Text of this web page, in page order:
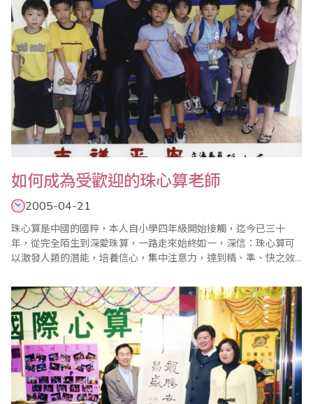
如何成為受歡迎的珠心算老師
2005-04-21
珠心算是中國的國粹，本人自小學四年級開始接觸，迄今已三十
年，從完全陌生到深愛珠算，一路走來始終如一，深信：珠心算可
以激發人類的潛能，培養信心，集中注意力，達到精、準、快之效
著我們，如影隨形。 2003年11月30日於聯合報報導中斗大的標題
寫著：”建構數學失敗，珠心算又開始流行….。” “新聞報導：教育部
宣佈不獨尊建構式..